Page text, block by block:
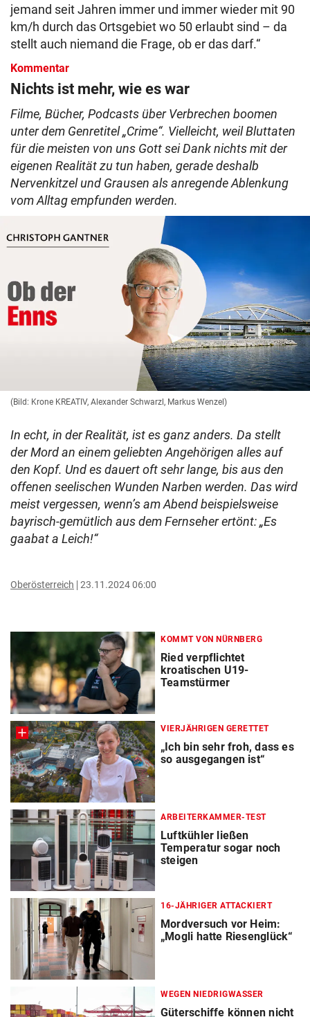
jemand seit Jahren immer und immer wieder mit 90
km/h durch das Ortsgebiet wo 50 erlaubt sind – da
stellt auch niemand die Frage, ob er das darf.“
Kommentar
Nichts ist mehr, wie es war
Filme, Bücher, Podcasts über Verbrechen boomen
unter dem Genretitel „Crime“. Vielleicht, weil Bluttaten
für die meisten von uns Gott sei Dank nichts mit der
eigenen Realität zu tun haben, gerade deshalb
Nervenkitzel und Grausen als anregende Ablenkung
vom Alltag empfunden werden.
(Bild: Krone KREATIV, Alexander Schwarzl, Markus Wenzel)
In echt, in der Realität, ist es ganz anders. Da stellt
der Mord an einem geliebten Angehörigen alles auf
den Kopf. Und es dauert oft sehr lange, bis aus den
offenen seelischen Wunden Narben werden. Das wird
meist vergessen, wenn’s am Abend beispielsweise
bayrisch-gemütlich aus dem Fernseher ertönt: „Es
gaabat a Leich!“
Oberösterreich 23.11.2024 06:00
KOMMT VON NÜRNBERG
Ried verpflichtet
kroatischen U19-
Teamstürmer
VIERJÄHRIGEN GERETTET
„Ich bin sehr froh, dass es
so ausgegangen ist“
ARBEITERKAMMER-TEST
Luftkühler ließen
Temperatur sogar noch
steigen
16-JÄHRIGER ATTACKIERT
Mordversuch vor Heim:
„Mogli hatte Riesenglück“
WEGEN NIEDRIGWASSER
Güterschiffe können nicht